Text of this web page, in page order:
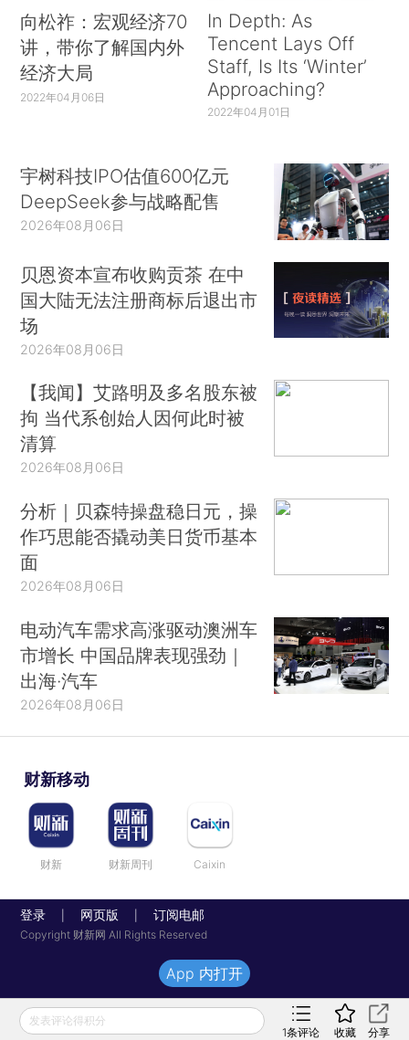
向松祚：宏观经济70
讲，带你了解国内外
经济大局
2022年04月06日
In Depth: As
Tencent Lays Off
Staff, Is Its ‘Winter’
Approaching?
2022年04月01日
宇树科技IPO估值600亿元
DeepSeek参与战略配售
2026年08月06日
贝恩资本宣布收购贡茶 在中
国大陆无法注册商标后退出市
场
2026年08月06日
【我闻】艾路明及多名股东被
拘 当代系创始人因何此时被
清算
2026年08月06日
分析｜贝森特操盘稳日元，操
作巧思能否撬动美日货币基本
面
2026年08月06日
电动汽车需求高涨驱动澳洲车
市增长 中国品牌表现强劲｜
出海·汽车
2026年08月06日
财新移动
财新 财新周刊 Caixin
登录 网页版 订阅电邮
Copyright 财新网 All Rights Reserved
发表评论得积分
1条评论 收藏 分享
App 内打开